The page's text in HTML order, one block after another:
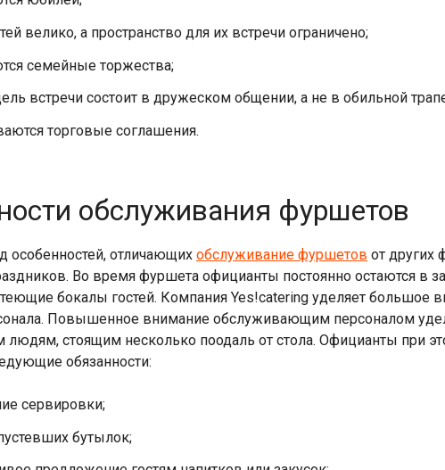
велико, а пространство для их встречи ограничено;
семейные торжества;
встречи состоит в дружеском общении, а не в обильной
торговые соглашения.
обслуживания фуршетов
особенностей, отличающих обслуживание фуршетов от других
Во время фуршета официанты постоянно остаются в
бокалы гостей. Компания Yes!catering уделяет большое
Повышенное внимание обслуживающим персоналом
стоящим несколько поодаль от стола. Официанты при
обязанности:
сервировки;
бутылок;